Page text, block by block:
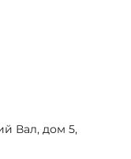
Вал, дом 5,